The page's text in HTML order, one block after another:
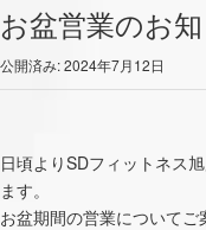
お盆営業のお
公開済み: 2024年7月12日
日頃よりSDフィットネス
ます。
お盆期間の営業についてご